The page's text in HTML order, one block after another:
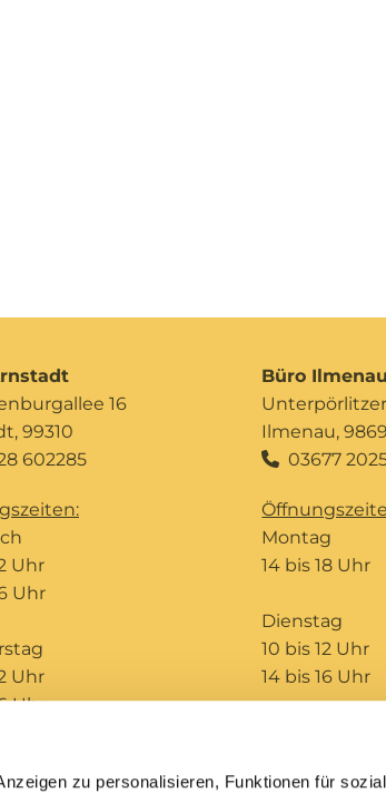
zu personalisieren, Funktionen für
16
99310
602285
Uhr
Uhr
Uhr
Uhr
Büro
Unterpörlitzer
Ilmenau,
 03677
Montag
14 bis 18 Uhr
Dienstag
10 bis 12 Uhr
14 bis 16 Uhr
Bildungshaus St. Ursula